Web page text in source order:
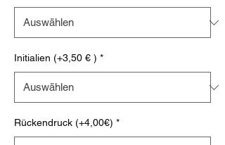
Initialien (+3,50 € ) *
Rückendruck (+4,00€) *